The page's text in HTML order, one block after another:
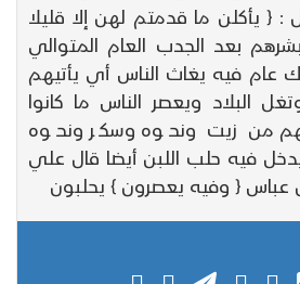
{ يأكلن ما قدمتم لهن إلا قليلا
بعد الجدب العام المتوالي
عام فيه يغاث الناس أي يأتيهم
البلاد ويعصر الناس ما كانوا
من زيت ونحوه وسكر ونحوه
فيه حلب اللبن أيضا قال علي
عباس { وفيه يعصرون } يحلبون